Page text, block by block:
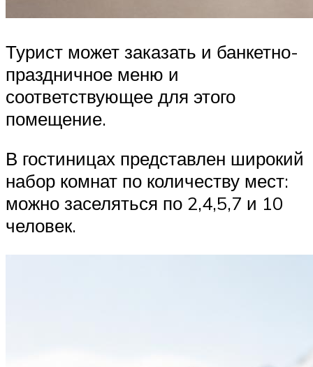
Турист может заказать и банкетно-
праздничное меню и
соответствующее для этого
помещение.
В гостиницах представлен широкий
набор комнат по количеству мест:
можно заселяться по 2,4,5,7 и 10
человек.